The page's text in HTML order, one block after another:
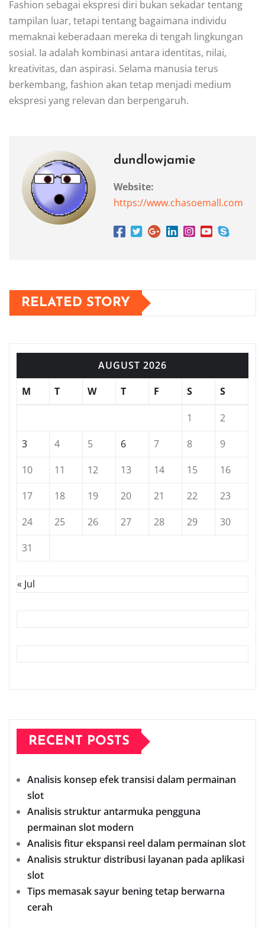
Fashion sebagai ekspresi diri bukan sekadar tentang
tampilan luar, tetapi tentang bagaimana individu
memaknai keberadaan mereka di tengah lingkungan
sosial. Ia adalah kombinasi antara identitas, nilai,
kreativitas, dan aspirasi. Selama manusia terus
berkembang, fashion akan tetap menjadi medium
ekspresi yang relevan dan berpengaruh.
dundlowjamie
Website:
https://www.chasoemall.com
RELATED STORY
AUGUST 2026
M
T W T F S S
1
2
3
4 5 6 7 8
9
10
11 12 13 14 15
16
17
18 19 20 21 22
23
24
25 26 27 28 29
30
31
« Jul
RECENT POSTS
Analisis konsep efek transisi dalam permainan
slot
Analisis struktur antarmuka pengguna
permainan slot modern
Analisis fitur ekspansi reel dalam permainan slot
Analisis struktur distribusi layanan pada aplikasi
slot
Tips memasak sayur bening tetap berwarna
cerah